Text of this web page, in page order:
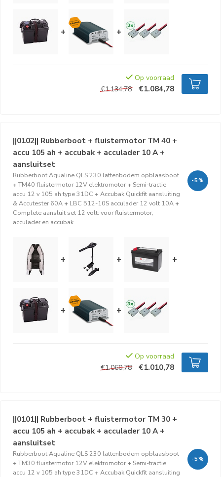
+ +
Op voorraad
€1.134,78
€1.084,78
||0102|| Rubberboot + fluistermotor TM 40 +
accu 105 ah + accubak + acculader 10 A +
aansluitset
Rubberboot Aqualine QLS 230 lattenbodem opblaasboot
+ TM40 fluistermotor 12V elektromotor + Semi-tractie
accu 12 v 105 ah type 31DC + Accubak Quickfit aansluiting
& Accutester 60A + LBC 512-10S acculader 12 volt 10A +
Complete aansluit set 12 volt: voor fluistermotor,
acculader en accubak
-5%
+ + +
+ +
Op voorraad
€1.060,78
€1.010,78
||0101|| Rubberboot + fluistermotor TM 30 +
accu 105 ah + accubak + acculader 10 A +
aansluitset
Rubberboot Aqualine QLS 230 lattenbodem opblaasboot
+ TM30 fluistermotor 12V elektromotor + Semi-tractie
accu 12 v 105 ah type 31DC + Accubak Quickfit aansluiting
-5%